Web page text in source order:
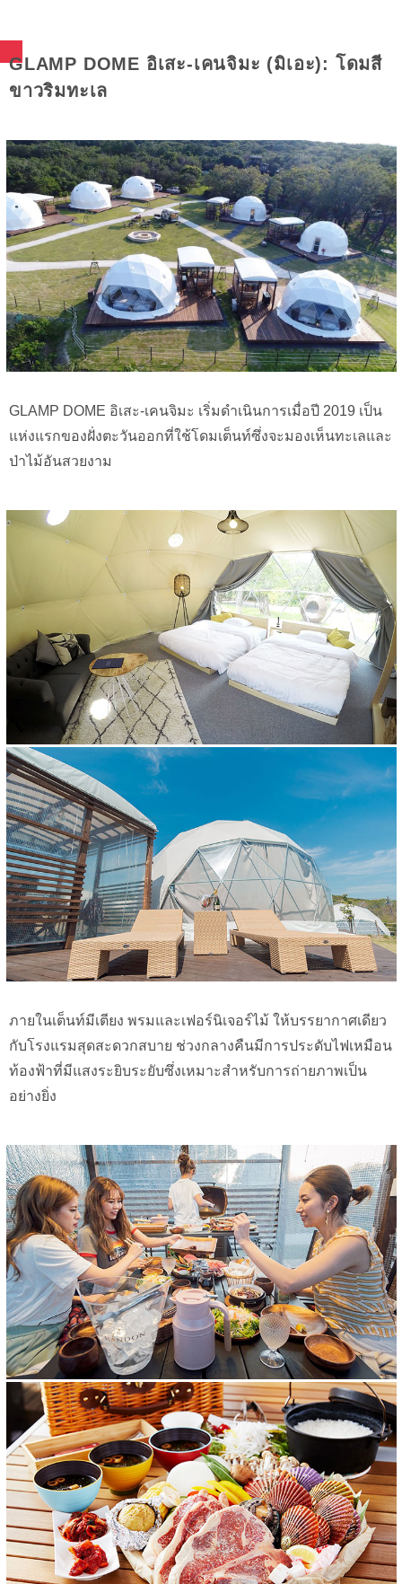
GLAMP DOME อิเสะ-เคนจิมะ (มิเอะ): โดมสี
ขาวริมทะเล
GLAMP DOME อิเสะ-เคนจิมะ เริ่มดำเนินการเมื่อปี 2019 เป็น
แห่งแรกของฝั่งตะวันออกที่ใช้โดมเต็นท์ซึ่งจะมองเห็นทะเลและ
ป่าไม้อันสวยงาม
ภายในเต็นท์มีเตียง พรมและเฟอร์นิเจอร์ไม้ ให้บรรยากาศเดียว
กับโรงแรมสุดสะดวกสบาย ช่วงกลางคืนมีการประดับไฟเหมือน
ท้องฟ้าที่มีแสงระยิบระยับซึ่งเหมาะสำหรับการถ่ายภาพเป็น
อย่างยิ่ง